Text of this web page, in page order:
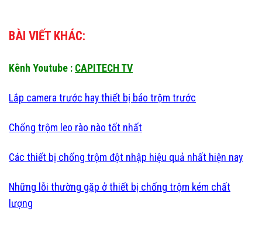
BÀI VIẾT KHÁC:
Kênh Youtube : CAPITECH TV
Lắp camera trước hay thiết bị báo trộm trước
Chống trộm leo rào nào tốt nhất
Các thiết bị chống trộm đột nhập hiệu quả nhất hiện nay
Những lỗi thường gặp ở thiết bị chống trộm kém chất
lượng